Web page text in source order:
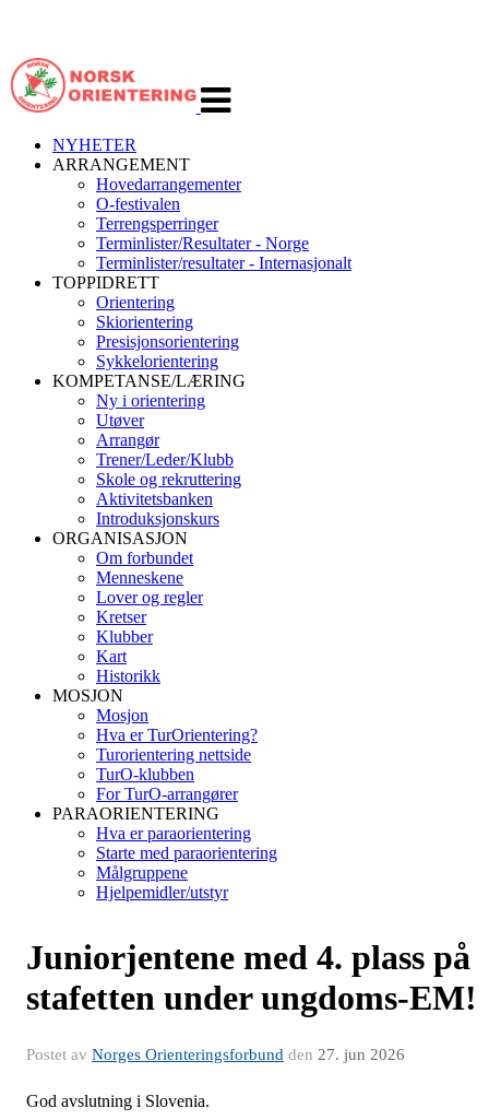
navigasjon
NYHETER
ARRANGEMENT
Hovedarrangementer
O-festivalen
Terrengsperringer
Terminlister/Resultater - Norge
Terminlister/resultater - Internasjonalt
TOPPIDRETT
Orientering
Skiorientering
Presisjonsorientering
Sykkelorientering
KOMPETANSE/LÆRING
Ny i orientering
Utøver
Arrangør
Trener/Leder/Klubb
Skole og rekruttering
Aktivitetsbanken
Introduksjonskurs
ORGANISASJON
Om forbundet
Menneskene
Lover og regler
Kretser
Klubber
Kart
Historikk
MOSJON
Mosjon
Hva er TurOrientering?
Turorientering nettside
TurO-klubben
For TurO-arrangører
PARAORIENTERING
Hva er paraorientering
Starte med paraorientering
Målgruppene
Hjelpemidler/utstyr
Juniorjentene med 4. plass på
stafetten under ungdoms-EM!
Postet av Norges Orienteringsforbund den 27. jun 2026
God avslutning i Slovenia.